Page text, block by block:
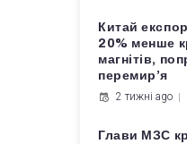
Китай
20% менше
магнітів,
перемир’я
2 тижні ago
Глави МЗС